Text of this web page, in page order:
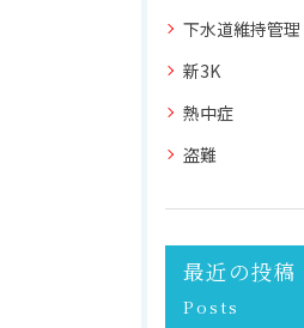
下水道維持管理
新3K
熱中症
盗難
最近の投稿
Posts